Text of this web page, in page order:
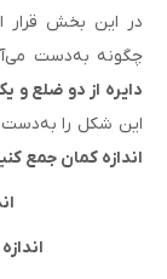
در این بخش قرار
چگونه به‌دست
دایره از دو ضلع
این شکل را
اندازه کمان جمع